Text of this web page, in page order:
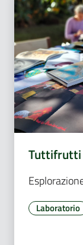
Tuttifrutti
Laboratorio